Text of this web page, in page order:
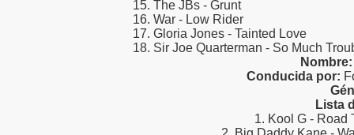
15. The JBs - Grunt
16. War - Low Rider
17. Gloria Jones - Tainted Love
18. Sir Joe Quarterman - So Much
Nombre:
Conducida por:
Lista
1. Kool G - Road